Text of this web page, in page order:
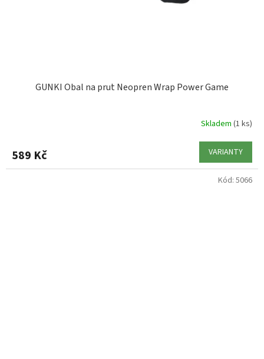
GUNKI Obal na prut Neopren Wrap Power Game
Skladem (1 ks)
589 Kč VARIANTY
Kód: 5066